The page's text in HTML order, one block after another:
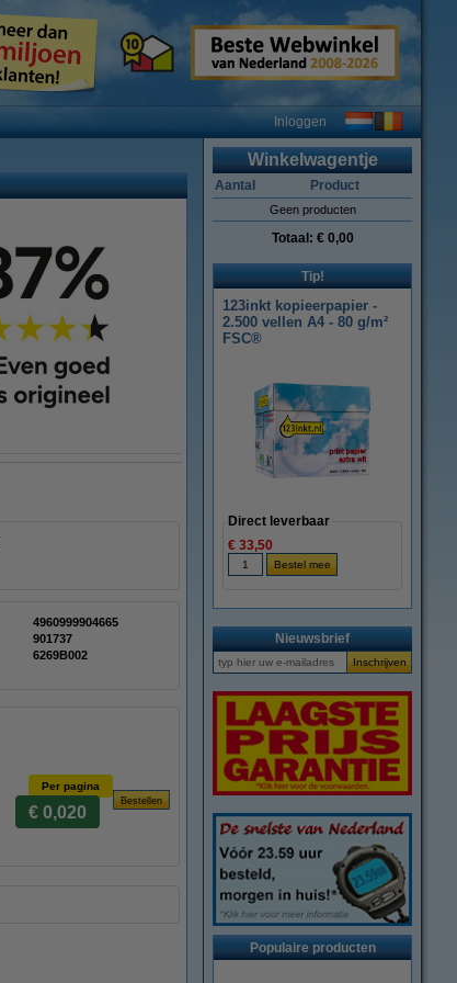
Inloggen
4960999904665
901737
6269B002
Per pagina
€ 0,020
Winkelwagentje
Aantal Product
Geen producten
Totaal: € 0,00
Tip!
123inkt kopieerpapier -
2.500 vellen A4 - 80 g/m²
FSC®
Direct leverbaar
€ 33,50
Nieuwsbrief
Populaire producten